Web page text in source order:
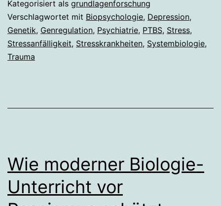
Kategorisiert als grundlagenforschung
Verschlagwortet mit Biopsychologie, Depression,
Genetik, Genregulation, Psychiatrie, PTBS, Stress,
Stressanfälligkeit, Stresskrankheiten, Systembiologie,
Trauma
Wie moderner Biologie-
Unterricht vor